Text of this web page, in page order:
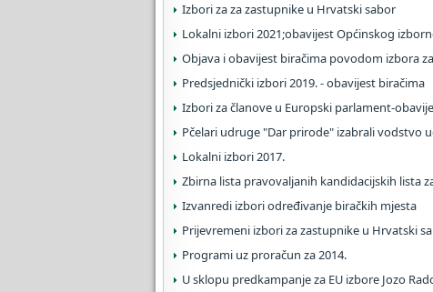
Izbori za za zastupnike u Hrvatski sabor
Lokalni izbori 2021;obavijest Općinskog
Objava i obavijest biračima povodom izbora
Predsjednički izbori 2019. - obavijest biračima
Izbori za članove u Europski parlament-
Pčelari udruge "Dar prirode" izabrali vodstvo
Lokalni izbori 2017.
Zbirna lista pravovaljanih kandidacijskih lista
Izvanredi izbori određivanje biračkih mjesta
Prijevremeni izbori za zastupnike u Hrvatski
Programi uz proračun za 2014.
U sklopu predkampanje za EU izbore Jozo